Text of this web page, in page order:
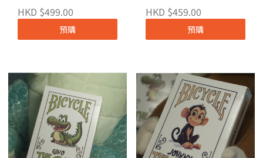
HKD $499.00
預購
HKD $459.00
預購